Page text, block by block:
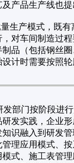
产品生产线也提
产模式，既有
对车间制造过
品（包括钢丝
计时需要按照
门按阶段进行
发实践，企业
识融入到研发
理应用模式、按
式、施工表管